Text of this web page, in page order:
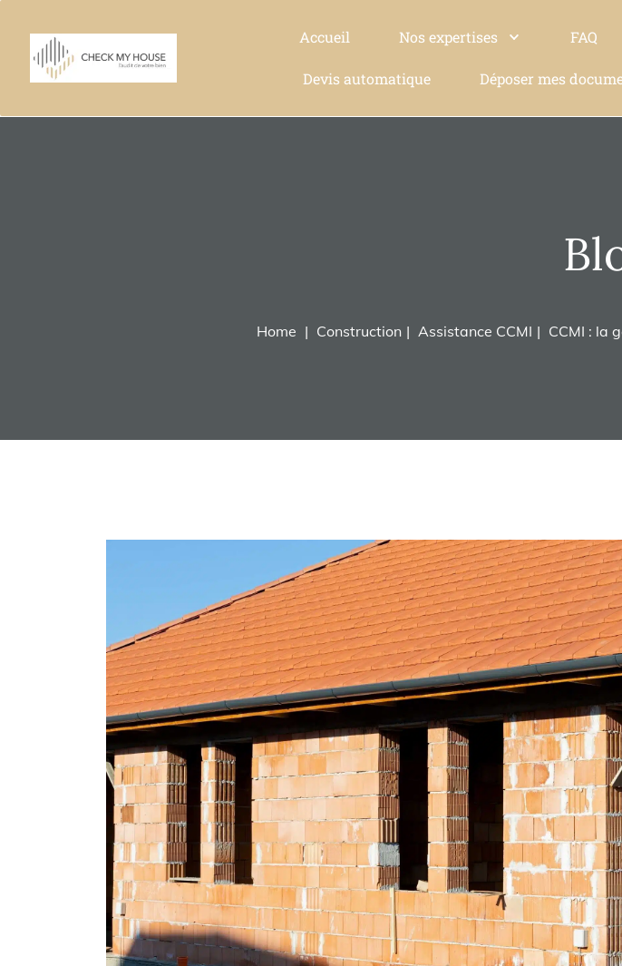
Accueil Nos expertises FAQ
Devis automatique Déposer mes
Home Construction Assistance CCMI CCMI : la